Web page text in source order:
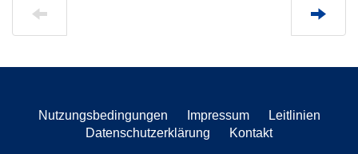
Nutzungsbedingungen Impressum
Leitlinien
Datenschutzerklärung
Kontakt